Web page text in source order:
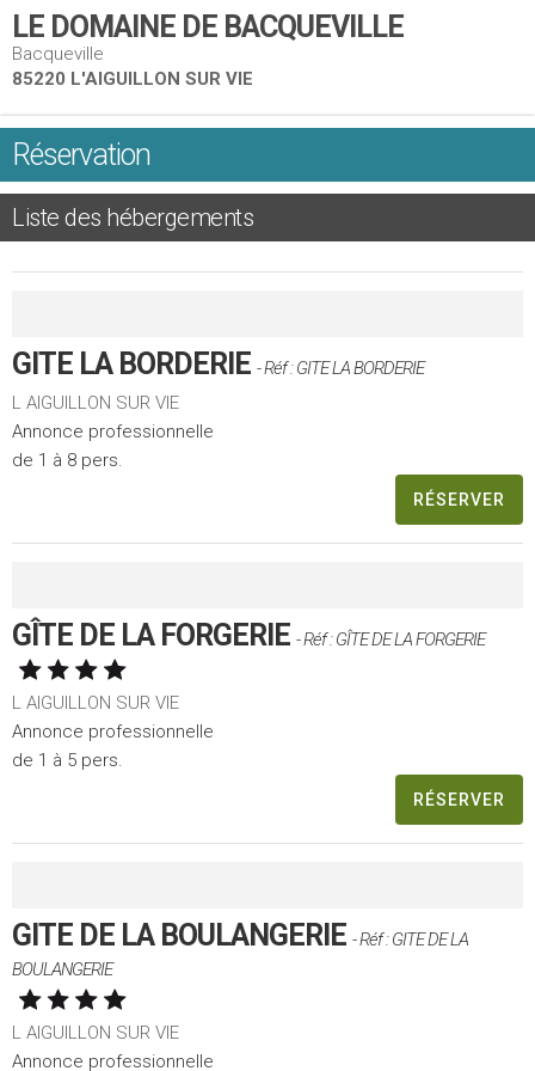
LE DOMAINE DE BACQUEVILLE
Bacqueville
85220 L'AIGUILLON SUR VIE
Réservation
Liste des hébergements
GITE LA BORDERIE - Réf : GITE LA BORDERIE
L AIGUILLON SUR VIE
Annonce professionnelle
de 1 à 8 pers.
RÉSERVER
GÎTE DE LA FORGERIE - Réf : GÎTE DE LA FORGERIE
L AIGUILLON SUR VIE
Annonce professionnelle
de 1 à 5 pers.
RÉSERVER
GITE DE LA BOULANGERIE - Réf : GITE DE LA
BOULANGERIE
L AIGUILLON SUR VIE
Annonce professionnelle